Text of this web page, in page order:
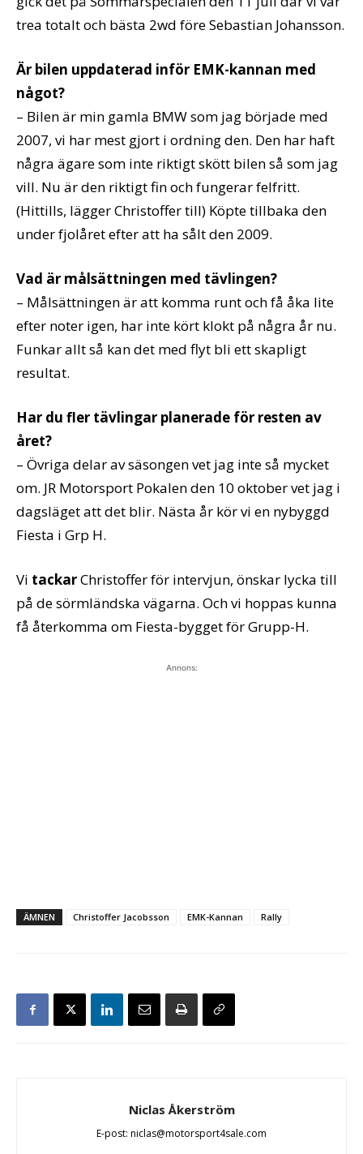
trea totalt och bästa 2wd före Sebastian Johansson.
Är bilen uppdaterad inför EMK-kannan med
något?
– Bilen är min gamla BMW som jag började med
2007, vi har mest gjort i ordning den. Den har haft
några ägare som inte riktigt skött bilen så som jag
vill. Nu är den riktigt fin och fungerar felfritt.
(Hittills, lägger Christoffer till) Köpte tillbaka den
under fjolåret efter att ha sålt den 2009.
Vad är målsättningen med tävlingen?
– Målsättningen är att komma runt och få åka lite
efter noter igen, har inte kört klokt på några år nu.
Funkar allt så kan det med flyt bli ett skapligt
resultat.
Har du fler tävlingar planerade för resten av
året?
– Övriga delar av säsongen vet jag inte så mycket
om. JR Motorsport Pokalen den 10 oktober vet jag i
dagsläget att det blir. Nästa år kör vi en nybyggd
Fiesta i Grp H.
Vi tackarChristoffer för intervjun, önskar lycka till
på de sörmländska vägarna. Och vi hoppas kunna
få återkomma om Fiesta-bygget för Grupp-H.
Annons:
ÄMNEN Christoffer Jacobsson EMK-Kannan Rally
Niclas Åkerström
E-post: niclas@motorsport4sale.com